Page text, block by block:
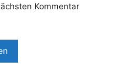
Kommentar